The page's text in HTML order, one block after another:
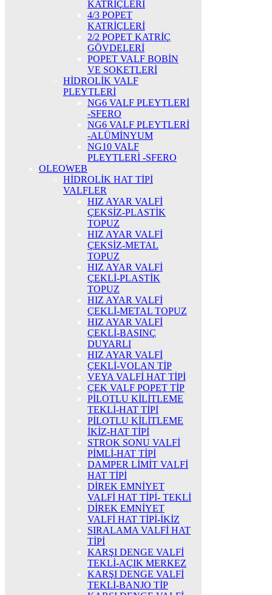
KATRİÇLERİ
4/3 POPET
KATRİÇLERİ
2/2 POPET KATRİÇ
GÖVDELERİ
POPET VALF BOBİN
VE SOKETLERİ
HİDROLİK VALF
PLEYTLERİ
NG6 VALF PLEYTLERİ
-SFERO
NG6 VALF PLEYTLERİ
-ALÜMİNYUM
NG10 VALF
PLEYTLERİ -SFERO
OLEOWEB
HİDROLİK HAT TİPİ
VALFLER
HIZ AYAR VALFİ
ÇEKSİZ-PLASTİK
TOPUZ
HIZ AYAR VALFİ
ÇEKSİZ-METAL
TOPUZ
HIZ AYAR VALFİ
ÇEKLİ-PLASTİK
TOPUZ
HIZ AYAR VALFİ
ÇEKLİ-METAL TOPUZ
HIZ AYAR VALFİ
ÇEKLİ-BASINÇ
DUYARLI
HIZ AYAR VALFİ
ÇEKLİ-VOLAN TİP
VEYA VALFİ HAT TİPİ
ÇEK VALF POPET TİP
PİLOTLU KİLİTLEME
TEKLİ-HAT TİPİ
PİLOTLU KİLİTLEME
İKİZ-HAT TİPİ
STROK SONU VALFİ
PİMLİ-HAT TİPİ
DAMPER LİMİT VALFİ
HAT TİPİ
DİREK EMNİYET
VALFİ HAT TİPİ- TEKLİ
DİREK EMNİYET
VALFİ HAT TİPİ-İKİZ
SIRALAMA VALFİ HAT
TİPİ
KARŞI DENGE VALFİ
TEKLİ-AÇIK MERKEZ
KARŞI DENGE VALFİ
TEKLİ-BANJO TİP